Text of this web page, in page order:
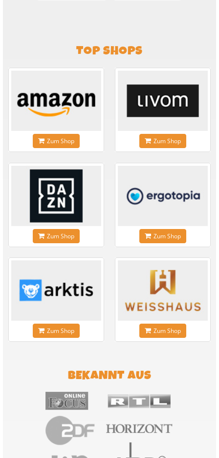
TOP SHOPS
Zum Shop Zum Shop
Zum Shop Zum Shop
Zum Shop Zum Shop
BEKANNT AUS